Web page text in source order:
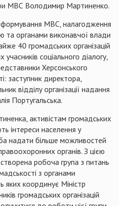
МВС Володимир Мартиненко.
МВС, налагодження
та органами виконавчої влади
40 громадських організацій
учасників соціального діалогу,
Херсонського
заступник директора,
відділу організації надання
Португальська.
активістам громадських
інтереси населення у
надати більше можливостей
органів. З цією
робоча група з питань
з органами
яких координує Міністр
громадських організацій